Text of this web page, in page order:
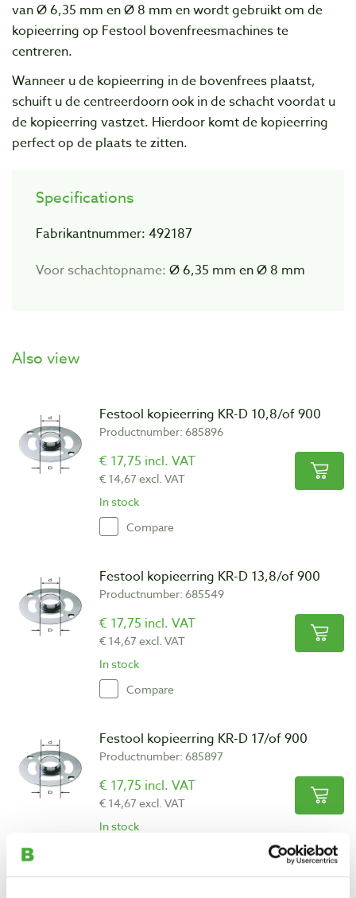
van Ø 6,35 mm en Ø 8 mm en wordt gebruikt om de
kopieerring op Festool bovenfreesmachines te
centreren.
Wanneer u de kopieerring in de bovenfrees plaatst,
schuift u de centreerdoorn ook in de schacht voordat u
de kopieerring vastzet. Hierdoor komt de kopieerring
perfect op de plaats te zitten.
Specifications
Fabrikantnummer: 492187
Voor schachtopname: Ø 6,35 mm en Ø 8 mm
Also view
Festool kopieerring KR-D 10,8/of 900
Productnumber: 685896
€ 17,75 incl. VAT
€ 14,67 excl. VAT
In stock
Compare
Festool kopieerring KR-D 13,8/of 900
Productnumber: 685549
€ 17,75 incl. VAT
€ 14,67 excl. VAT
In stock
Compare
Festool kopieerring KR-D 17/of 900
Productnumber: 685897
€ 17,75 incl. VAT
€ 14,67 excl. VAT
In stock